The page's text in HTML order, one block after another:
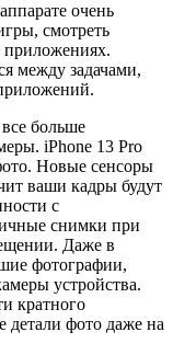
очень
смотреть
между задачами,
больше
iPhone 13 Pro
Новые сенсоры
ваши кадры будут
с
снимки при
Даже в
фотографии,
устройства.
кратного
детали фото даже на